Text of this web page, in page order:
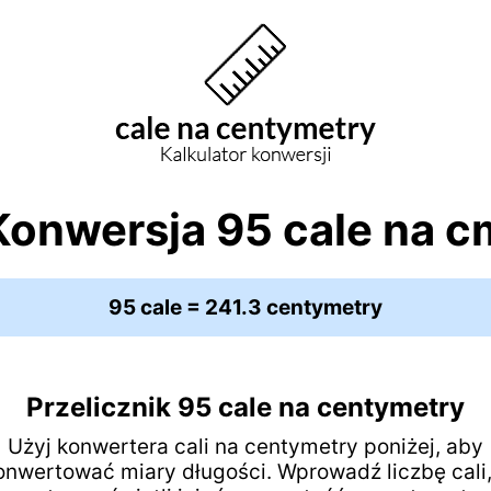
95 cale na
95 cale = 241.3 centymetry
Przelicznik 95 cale na centymetry
Użyj konwertera cali na centymetry poniżej, aby
miary długości. Wprowadź liczbę